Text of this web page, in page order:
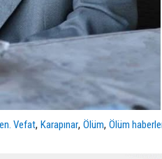
Vefat,Karapınar,Ölüm,Ölüm